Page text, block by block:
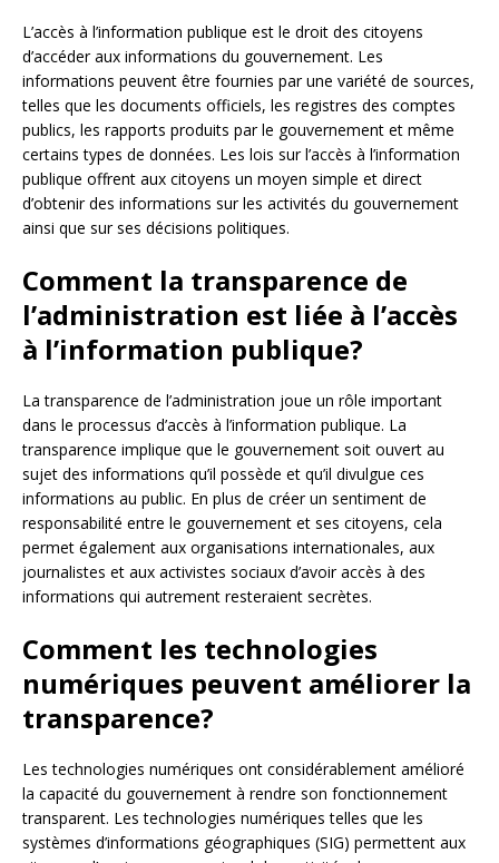
L’accès à l’information publique est le droit des citoyens
d’accéder aux informations du gouvernement. Les
informations peuvent être fournies par une variété de sources,
telles que les documents officiels, les registres des comptes
publics, les rapports produits par le gouvernement et même
certains types de données. Les lois sur l’accès à l’information
publique offrent aux citoyens un moyen simple et direct
d’obtenir des informations sur les activités du gouvernement
ainsi que sur ses décisions politiques.
Comment la transparence de
l’administration est liée à l’accès
à l’information publique?
La transparence de l’administration joue un rôle important
dans le processus d’accès à l’information publique. La
transparence implique que le gouvernement soit ouvert au
sujet des informations qu’il possède et qu’il divulgue ces
informations au public. En plus de créer un sentiment de
responsabilité entre le gouvernement et ses citoyens, cela
permet également aux organisations internationales, aux
journalistes et aux activistes sociaux d’avoir accès à des
informations qui autrement resteraient secrètes.
Comment les technologies
numériques peuvent améliorer la
transparence?
Les technologies numériques ont considérablement amélioré
la capacité du gouvernement à rendre son fonctionnement
transparent. Les technologies numériques telles que les
systèmes d’informations géographiques (SIG) permettent aux